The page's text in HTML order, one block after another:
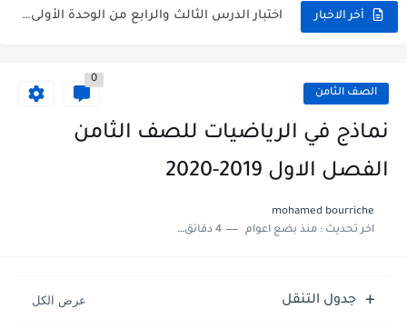
أخر الاخبار اختبار الدرس الثالث والرابع من الوحدة الأولى مع الحل في...
سلم تصحيح مادة اللغة العربية لشهادة التعليم الاساسي والاعدادية الشرعية...
حل أسئلة الكيمياء بكالوريا علمي دورة 2026
الصف الثامن
0
نماذج في الرياضيات للصف الثامن
الفصل الاول 2019-2020
mohamed bourriche
اخر تحديث :منذ بضع اعوام 4 دقائق للقراءة
جدول التنقل